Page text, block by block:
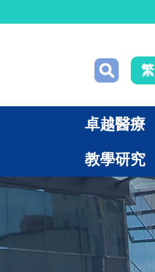
繁
卓越醫療
教學研究